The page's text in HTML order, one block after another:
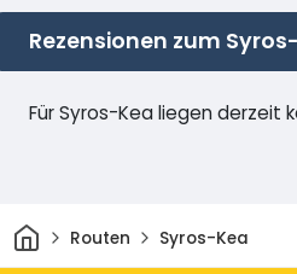
Rezensionen zum
Für Syros-Kea liegen derzeit
HeimRouten Syros-Kea